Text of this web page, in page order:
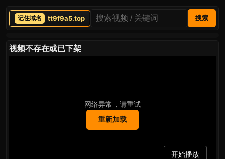
tt9f9a5.top 搜索
视频不存在或已下架
网络异常，请重试
重新加载
开始播放